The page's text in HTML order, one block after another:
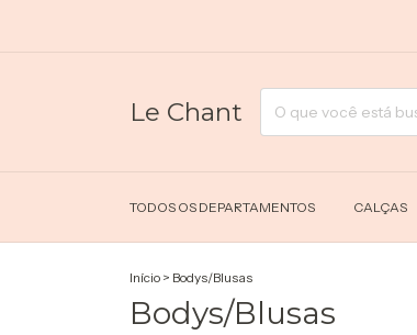
Le Chant
TODOS OS DEPARTAMENTOS CALÇAS
Início > Bodys/Blusas
Bodys/Blusas